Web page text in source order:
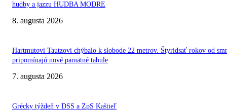
hudby a jazzu HUDBA MODRE
8. augusta 2026
Hartmutovi Tautzovi chýbalo k slobode 22 metrov. Štyridsať rokov od
pripomínajú nové pamätné tabule
7. augusta 2026
Grécky týždeň v DSS a ZpS Kaštieľ